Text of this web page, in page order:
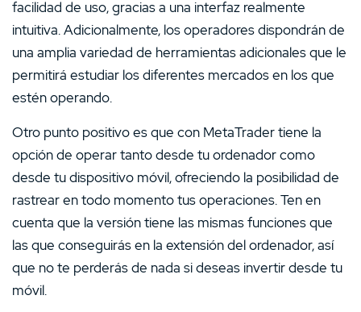
facilidad de uso, gracias a una interfaz realmente
intuitiva. Adicionalmente, los operadores dispondrán de
una amplia variedad de herramientas adicionales que le
permitirá estudiar los diferentes mercados en los que
estén operando.
Otro punto positivo es que con MetaTrader tiene la
opción de operar tanto desde tu ordenador como
desde tu dispositivo móvil, ofreciendo la posibilidad de
rastrear en todo momento tus operaciones. Ten en
cuenta que la versión tiene las mismas funciones que
las que conseguirás en la extensión del ordenador, así
que no te perderás de nada si deseas invertir desde tu
móvil.